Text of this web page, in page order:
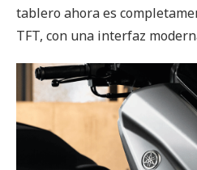
tablero ahora es
TFT, con una interfaz